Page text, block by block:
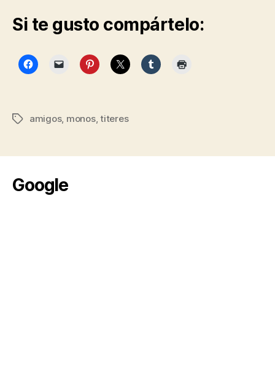
Si te gusto compártelo:
Etiquetas
amigos, monos,titeres
Google